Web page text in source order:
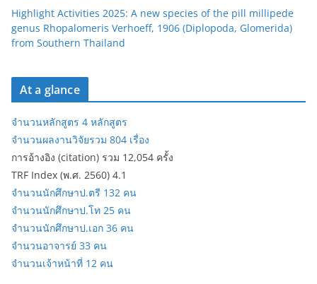
Highlight Activities 2025: A new species of the pill millipede
genus Rhopalomeris Verhoeff, 1906 (Diplopoda, Glomerida)
from Southern Thailand
At a glance
จำนวนหลักสูตร 4 หลักสูตร
จำนวนผลงานวิจัยรวม 804 เรื่อง
การอ้างอิง (citation) รวม 12,054 ครั้ง
TRF Index (พ.ศ. 2560) 4.1
จำนวนนักศึกษาป.ตรี 132 คน
จำนวนนักศึกษาป.โท 25 คน
จำนวนนักศึกษาป.เอก 36 คน
จำนวนอาจารย์ 33 คน
จำนวนเจ้าหน้าที่ 12 คน